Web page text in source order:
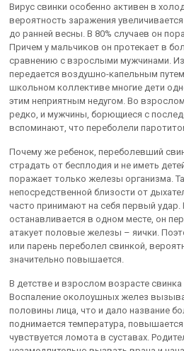
Вирус свинки особенно активен в
вероятность заражения
до ранней весны. В 80% случаев он
Причем у мальчиков он протекает в
сравнению с взрослыми мужчинами.
передается воздушно-капельным
школьном коллективе многие дети
этим неприятным недугом. Во
редко, и мужчины, борющиеся с
вспоминают, что переболели
Почему же ребенок, переболевший
страдать от бесплодия и не иметь
поражает только железы организма.
непосредственной близости от
часто принимают на себя первый удар.
останавливается в одном месте, он
атакует половые железы – яички.
или парень переболел свинкой,
значительно повышается.
В детстве и взрослом возрасте свинка
Воспаление околоушных желез
половины лица, что и дало название
поднимается температура,
чувствуется ломота в суставах.